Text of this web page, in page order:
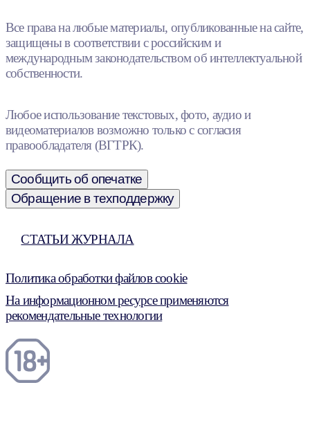
Все права на любые материалы, опубликованные на сайте,
защищены в соответствии с российским и
международным законодательством об интеллектуальной
собственности.
Любое использование текстовых, фото, аудио и
видеоматериалов возможно только с согласия
правообладателя (ВГТРК).
Сообщить об опечатке
Обращение в техподдержку
СТАТЬИ ЖУРНАЛА
Политика обработки файлов cookie
На информационном ресурсе применяются
рекомендательные технологии